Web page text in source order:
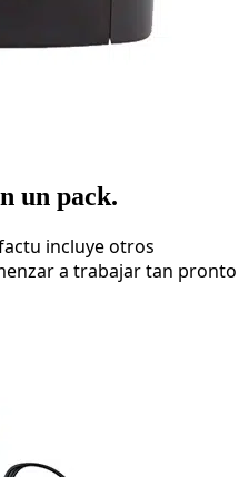
un pack.
incluye otros
a trabajar tan pronto